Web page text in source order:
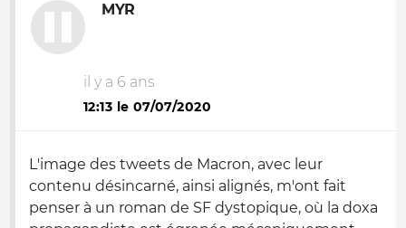
MYR
il y a 6 ans
12:13 le 07/07/2020
L'image des tweets de Macron, avec leur
contenu désincarné, ainsi alignés, m'ont fait
penser à un roman de SF dystopique, où la doxa